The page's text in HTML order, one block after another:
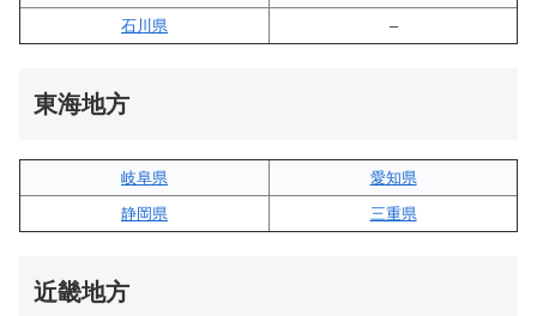
石川県
–
東海地方
岐阜県
愛知県
静岡県
三重県
近畿地方